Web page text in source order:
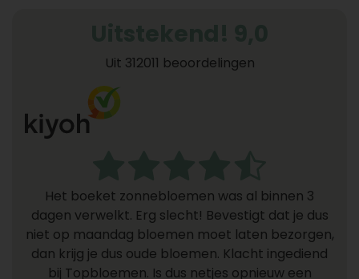
Uit 312011 beoordelingen
Het boeket zonnebloemen was al binnen 3
dagen verwelkt. Erg slecht! Bevestigt dat je dus
niet op maandag bloemen moet laten bezorgen,
dan krijg je dus oude bloemen. Klacht ingediend
bij Topbloemen. Is dus netjes opnieuw een